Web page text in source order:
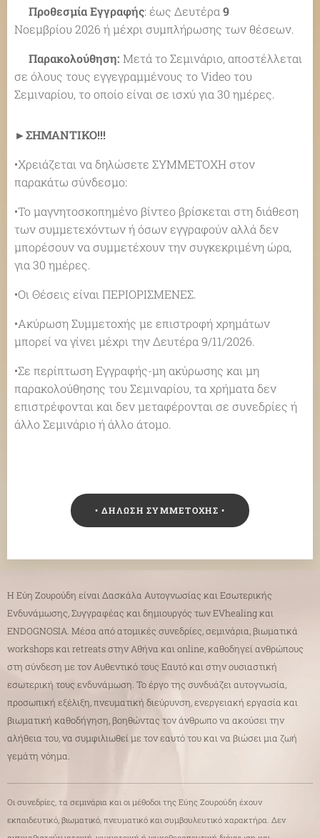
✔Προθεσμία Εγγραφής: έως Δευτέρα 9
Νοεμβρίου 2026 ή μέχρι συμπλήρωσης των θέσεων.
✔Παρακολούθηση: Μετά το Σεμινάριο, αποστέλλεται
σε όλους τους εγγεγραμμένους το Video του
Σεμιναρίου, το οποίο είναι σε ισχύ για 30 ημέρες.
►ΣΗΜΑΝΤΙΚΟ!!!
•Χρειάζεται να δηλώσετε ΣΥΜΜΕΤΟΧΗ στον
παρακάτω σύνδεσμο:
•Το μαγνητοσκοπημένο βίντεο βρίσκεται στη διάθεση
των συμμετεχόντων ή όσων εγγραφούν αλλά δεν
μπορέσουν να συμμετέχουν την συγκεκριμένη ώρα,
για 30 ημέρες.
•Οι Θέσεις είναι ΠΕΡΙΟΡΙΣΜΕΝΕΣ.
•Ακύρωση Συμμετοχής με επιστροφή χρημάτων
μπορεί να γίνει μέχρι την Δευτέρα 9/11/2026.
•Σε περίπτωση Εγγραφής-μη ακύρωσης και μη
παρακολούθησης του Σεμιναρίου, τα χρήματα δεν
επιστρέφονται και δεν μεταφέρονται σε συνεδρίες ή
άλλο Σεμινάριο ή άλλο άτομο.
• ΔΗΛΩΣΗ ΣΥΜΜΕΤΟΧΗΣ •
Η Εύη Ζουρούδη είναι Δασκάλα Αυτογνωσίας και Εσωτερικής
Ενδυνάμωσης, Συγγραφέας και δημιουργός των EVhealing και
ENDOGNOSIA. Μέσα από ατομικές συνεδρίες, σεμινάρια, βιωματικά
workshops και retreats στην Αθήνα και online, καθοδηγεί ανθρώπους
στη σύνδεση με τον Αυθεντικό τους Εαυτό και στην ουσιαστική
εσωτερική τους ενδυνάμωση. Το έργο της συνδυάζει αυτογνωσία,
προσωπική εξέλιξη, πνευματική διεύρυνση, ενεργειακή εργασία και
βιωματική καθοδήγηση, βοηθώντας τον άνθρωπο να ακούσει την
αλήθεια του, να συμφιλιωθεί με τον εαυτό του και να βιώσει μια ζωή
γεμάτη νόημα.
Οι συνεδρίες, τα σεμινάρια και οι μέθοδοι της Εύης Ζουρούδη έχουν
εκπαιδευτικό, βιωματικό, πνευματικό και συμβουλευτικό χαρακτήρα. Δεν